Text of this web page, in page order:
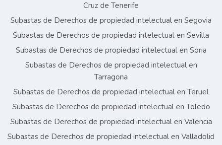
Cruz de Tenerife
Subastas de Derechos de propiedad intelectual en Segovia
Subastas de Derechos de propiedad intelectual en Sevilla
Subastas de Derechos de propiedad intelectual en Soria
Subastas de Derechos de propiedad intelectual en
Tarragona
Subastas de Derechos de propiedad intelectual en Teruel
Subastas de Derechos de propiedad intelectual en Toledo
Subastas de Derechos de propiedad intelectual en Valencia
Subastas de Derechos de propiedad intelectual en Valladolid